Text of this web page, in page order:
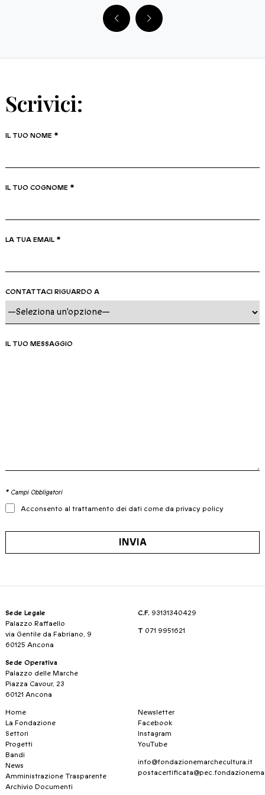
Scrivici:
IL TUO NOME *
IL TUO COGNOME *
LA TUA EMAIL *
CONTATTACI RIGUARDO A
IL TUO MESSAGGIO
* Campi Obbligatori
Acconsento al trattamento dei dati come da privacy policy
INVIA
Sede Legale
Palazzo Raffaello
via Gentile da Fabriano, 9
60125 Ancona
Sede Operativa
Palazzo delle Marche
Piazza Cavour, 23
60121 Ancona
C.F. 93131340429
T 071 9951621
Home
La Fondazione
Settori
Progetti
Bandi
News
Amministrazione Trasparente
Archivio Documenti
Newsletter
Facebook
Instagram
YouTube
info@fondazionemarchecultura.it